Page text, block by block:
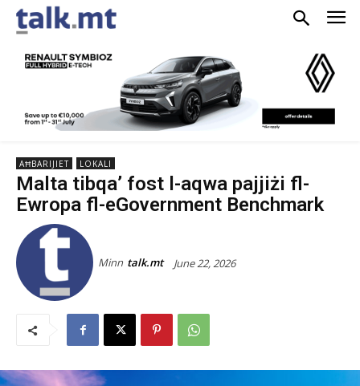
AĦBARIJIET LOKALI
Malta tibqa’ fost l-aqwa pajjiżi fl-
Ewropa fl-eGovernment Benchmark
Minn talk.mt June 22, 2026